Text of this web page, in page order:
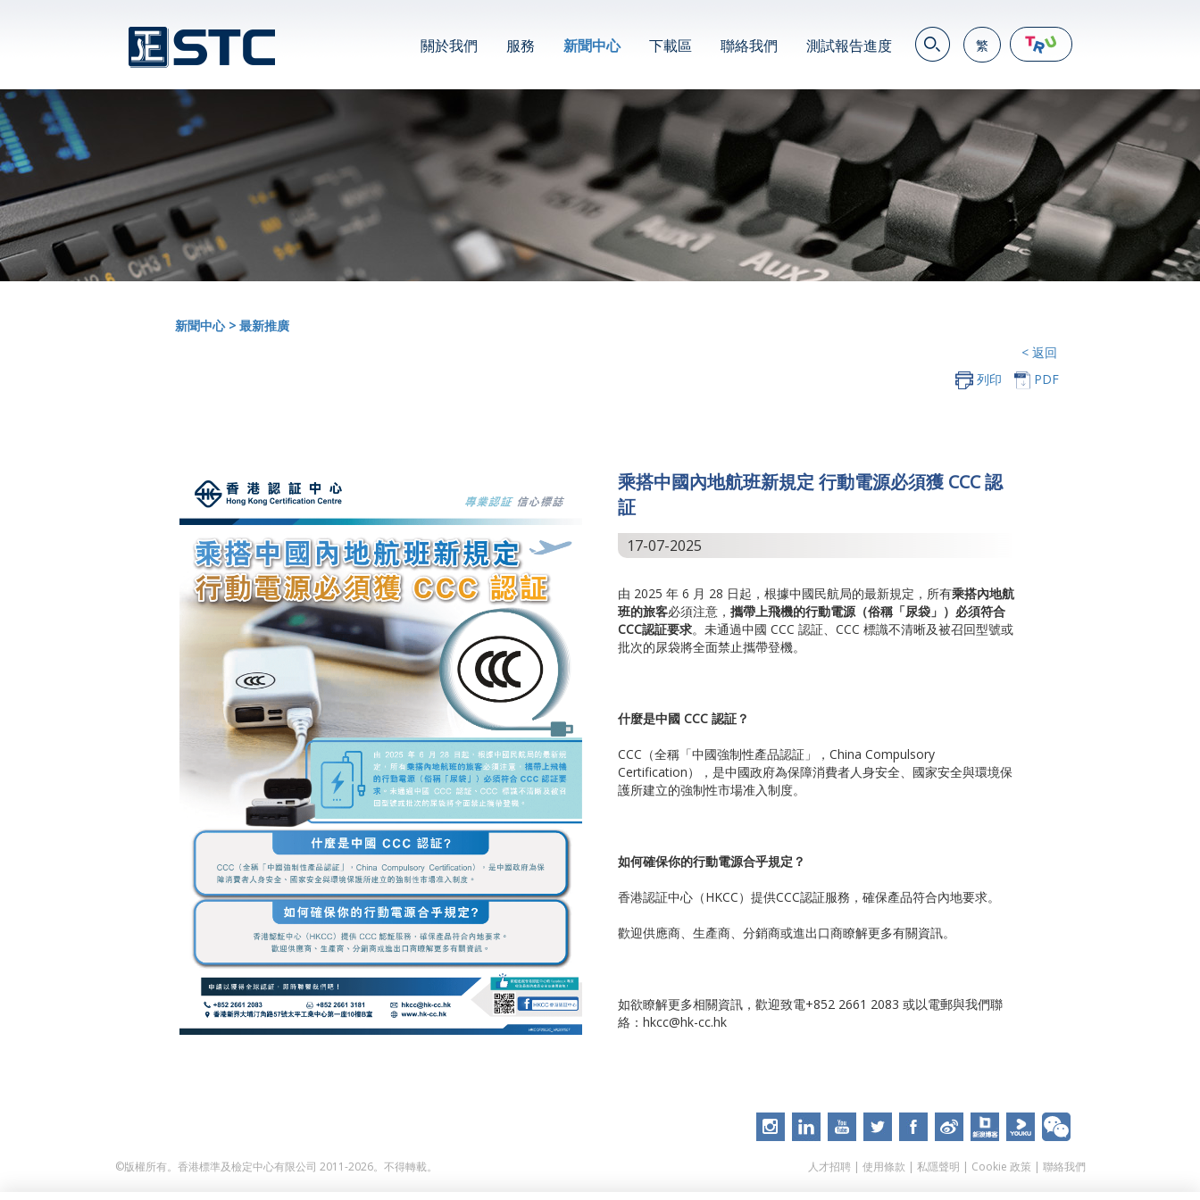
繁
繁
简
JP
DE
關於我們 服務 新聞中心 下載區 聯絡我們 測試報告進度
新聞中心 >最新推廣
< 返回
列印
PDF
乘搭中國內地航班新規定 行動電源必須獲 CCC 認
証
17-07-2025
由 2025 年 6 月 28 日起，根據中國民航局的最新規定，所有乘搭內地航
班的旅客必須注意， 攜帶上飛機的行動電源（俗稱「尿袋」）必須符合
CCC認証要求。未通過中國 CCC 認証、CCC 標識不清晰及被召回型號或
批次的尿袋將全面禁止攜帶登機。
什麼是中國 CCC 認証？
CCC（全稱「中國強制性產品認証」，China Compulsory
Certification），是中國政府為保障消費者人身安全、國家安全與環境保
護所建立的強制性市場准入制度。
如何確保你的行動電源合乎規定？
香港認証中心（HKCC）提供CCC認証服務，確保產品符合內地要求。
歡迎供應商、生產商、分銷商或進出口商瞭解更多有關資訊。
如欲瞭解更多相關資訊，歡迎致電+852 2661 2083 或以電郵與我們聯
絡：hkcc@hk-cc.hk
©版權所有。香港標準及檢定中心有限公司 2011-2026。不得轉載。 人才招聘| 使用條款 | 私隱聲明 | Cookie 政策 | 聯絡我們